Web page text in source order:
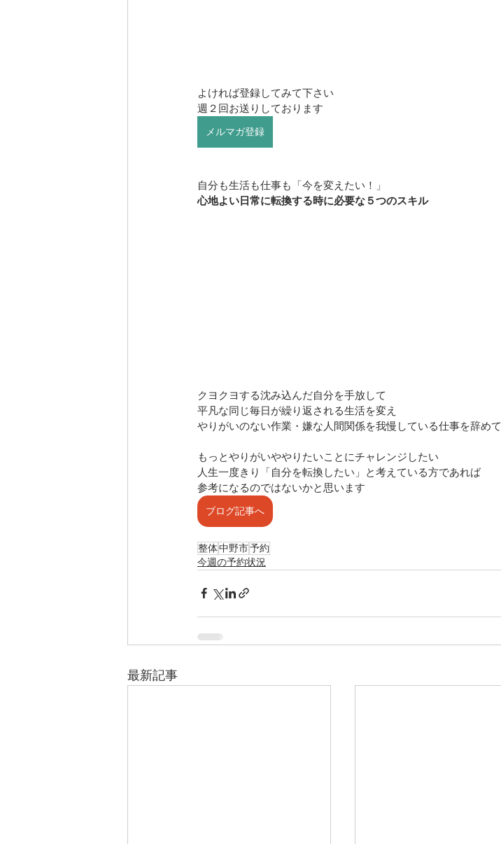
よければ登録してみて下さい
週２回お送りしております
メルマガ登録
自分も生活も仕事も「今を変えたい！」
心地よい日常に転換する時に必要な５つのスキル
クヨクヨする沈み込んだ自分を手放して
平凡な同じ毎日が繰り返される生活を変え
やりがいのない作業・嫌な人間関係を我慢している仕事を辞めて
もっとやりがいややりたいことにチャレンジしたい
人生一度きり「自分を転換したい」と考えている方であれば
参考になるのではないかと思います
ブログ記事へ
整体中野市予約
今週の予約状況
最新記事